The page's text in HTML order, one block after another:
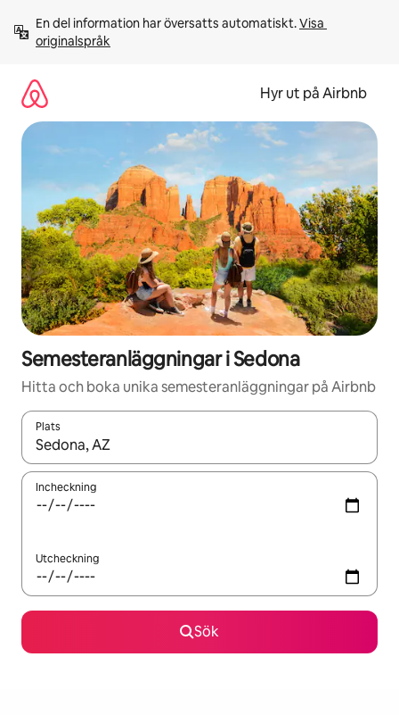
innehåll
En del information har översatts automatiskt. Visa
originalspråk
Hyr ut på Airbnb
Semesteranläggningar i Sedona
Hitta och boka unika semesteranläggningar på Airbnb
Plats
När resultaten är tillgängliga kan du navigera med upp- och
Incheckning
Utcheckning
Sök